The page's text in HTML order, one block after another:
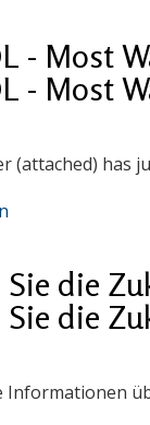
- Most
- Most
(attached) has
Sie die
Sie die
Informationen